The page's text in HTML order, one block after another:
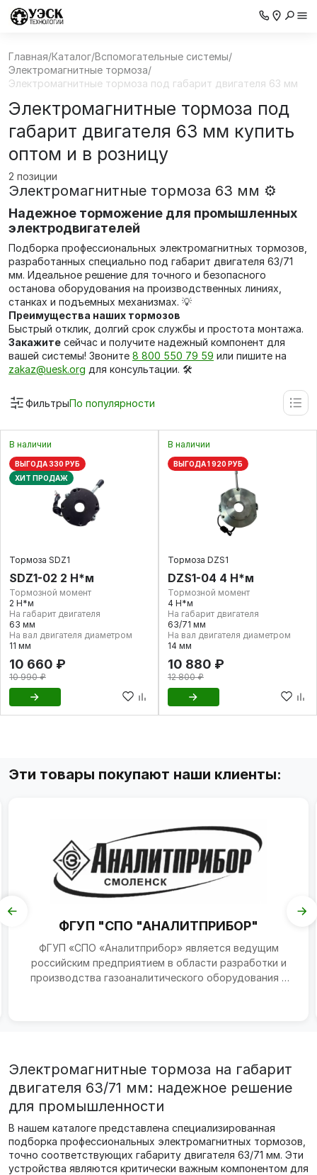
Главная/Каталог/Вспомогательные системы/
Электромагнитные тормоза/
Электромагнитные тормоза под габарит двигателя 63 мм
Электромагнитные тормоза под
габарит двигателя 63 мм купить
оптом и в розницу
2 позиции
Электромагнитные тормоза 63 мм ⚙️
Надежное торможение для промышленных
электродвигателей
Подборка профессиональных электромагнитных тормозов,
разработанных специально под габарит двигателя 63/71
мм. Идеальное решение для точного и безопасного
останова оборудования на производственных линиях,
станках и подъемных механизмах. 💡
Преимущества наших тормозов
Быстрый отклик, долгий срок службы и простота монтажа.
Закажите сейчас и получите надежный компонент для
вашей системы! Звоните 8 800 550 79 59 или пишите на
zakaz@uesk.org для консультации. 🛠️
ФильтрыПо популярности
В наличии
ВЫГОДА 330 РУБ
ХИТ ПРОДАЖ
Тормоза SDZ1
SDZ1-02 2 Н*м
Тормозной момент
2 Н*м
На габарит двигателя
63 мм
На вал двигателя диаметром
11 мм
10 660 ₽
10 990 ₽
В наличии
ВЫГОДА 1 920 РУБ
Тормоза DZS1
DZS1-04 4 Н*м
Тормозной момент
4 Н*м
На габарит двигателя
63/71 мм
На вал двигателя диаметром
14 мм
10 880 ₽
12 800 ₽
Эти товары покупают наши клиенты:
ФГУП "СПО "АНАЛИТПРИБОР"
ФГУП «СПО «Аналитприбор» является ведущим
российским предприятием в области разработки и
производства газоаналитического оборудования и
Электромагнитные тормоза на габарит
двигателя 63/71 мм: надежное решение
для промышленности
В нашем каталоге представлена специализированная
подборка профессиональных электромагнитных тормозов,
точно соответствующих габариту двигателя 63/71 мм. Эти
устройства являются критически важным компонентом для